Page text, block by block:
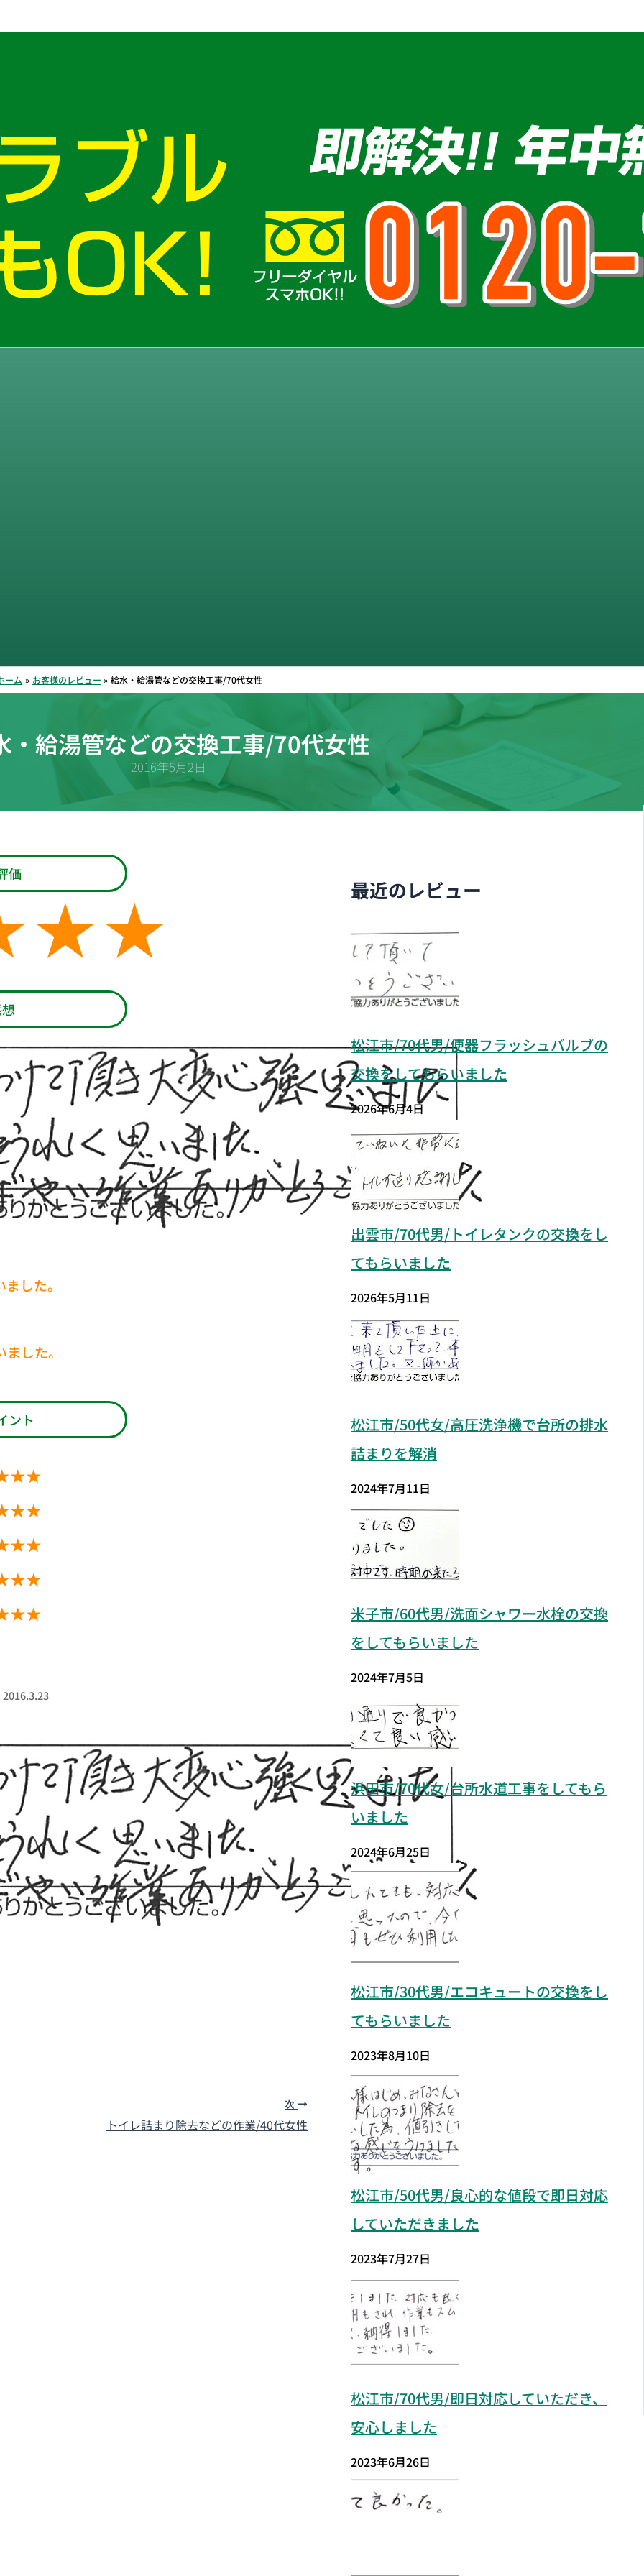
ーム お客様のレビュー 給水・給湯管などの交換工事/70代女性
・給湯管などの交換工事/70代女性
2016年5月2日
価
した。
した。
ント
2016.3.23
次
トイレ詰まり除去などの作業/40代女性
最近のレビュー
松江市/70代男/便器フラッシュバルブの
交換をしてもらいました
2026年6月4日
出雲市/70代男/トイレタンクの交換をし
てもらいました
2026年5月11日
松江市/50代女/高圧洗浄機で台所の排水
詰まりを解消
2024年7月11日
米子市/60代男/洗面シャワー水栓の交換
をしてもらいました
2024年7月5日
浜田市/70代女/台所水道工事をしてもら
いました
2024年6月25日
松江市/30代男/エコキュートの交換をし
てもらいました
2023年8月10日
松江市/50代男/良心的な値段で即日対応
していただきました
2023年7月27日
松江市/70代男/即日対応していただき、
安心しました
2023年6月26日